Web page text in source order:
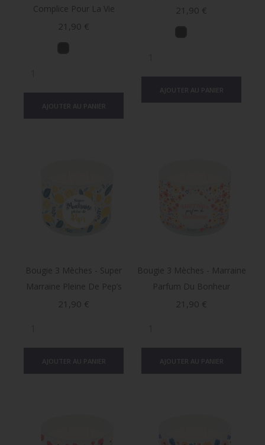
Complice Pour La Vie
Prix
21,90 €
Prix
21,90 €
Bougie 3 Mèches - Super
Marraine Pleine De Pep’s
Prix
21,90 €
Bougie 3 Mèches - Marraine
Parfum Du Bonheur
Prix
21,90 €